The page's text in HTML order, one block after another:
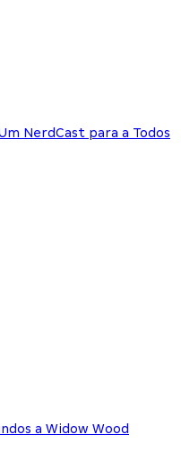
NerdCast para a Todos
a Widow Wood